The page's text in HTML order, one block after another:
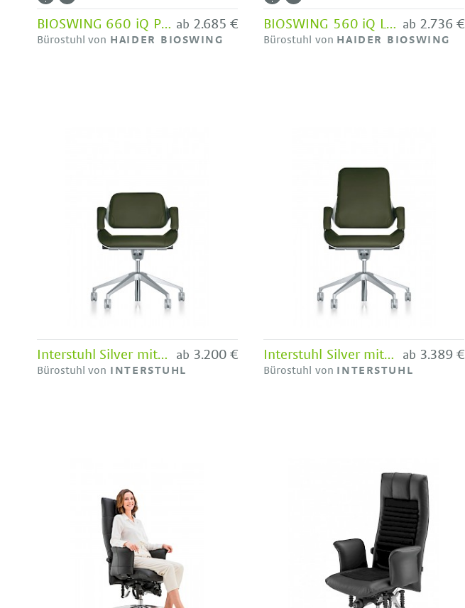
BIOSWING 660 iQ Polsterrücken - Bestseller HAIDER BIOSWING
Bürostuhl von HAIDER BIOSWING
ab 2.685 € BIOSWING 560 iQ Leder - Bestseller HAIDER BIOSWING
Bürostuhl von HAIDER BIOSWING
ab 2.736 €
Interstuhl Silver mit niedriger Lehne
Bürostuhl von INTERSTUHL
ab 3.200 € Interstuhl Silver mit mittelhoher Lehne
Bürostuhl von INTERSTUHL
ab 3.389 €